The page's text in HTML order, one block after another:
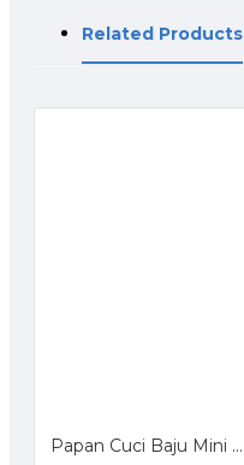
Related Products
Papan Cuci Baju Mini Bahan Plastik